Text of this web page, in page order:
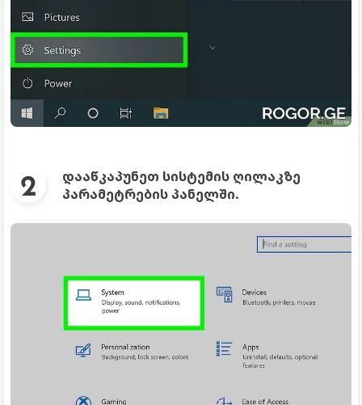
დააწკაპუნეთ სისტემის ღილაკზე
პარამეტრების პანელში.